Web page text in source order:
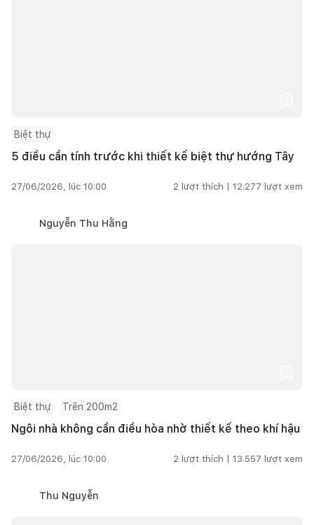
Biệt thự
5 điều cần tính trước khi thiết kế biệt thự hướng Tây
27/06/2026, lúc 10:00 2 lượt thích | 12.277 lượt xem
Nguyễn Thu Hằng
Biệt thự Trên 200m2
Ngôi nhà không cần điều hòa nhờ thiết kế theo khí hậu
27/06/2026, lúc 10:00 2 lượt thích | 13.557 lượt xem
Thu Nguyễn